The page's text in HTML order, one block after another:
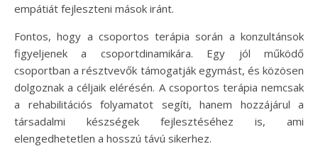
empátiát fejleszteni mások iránt.
Fontos, hogy a csoportos terápia során a konzultánsok
figyeljenek a csoportdinamikára. Egy jól működő
csoportban a résztvevők támogatják egymást, és közösen
dolgoznak a céljaik elérésén. A csoportos terápia nemcsak
a rehabilitációs folyamatot segíti, hanem hozzájárul a
társadalmi készségek fejlesztéséhez is, ami
elengedhetetlen a hosszú távú sikerhez.